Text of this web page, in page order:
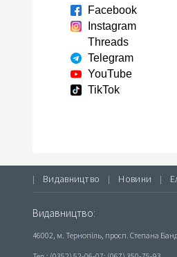
Facebook
Instagram
Threads
Telegram
YouTube
TikTok
| Видавництво | Новини |
Видавництво:
46002, м. Тернопіль, просп. Степана